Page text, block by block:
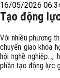
16/05/2026
Tạo động
Với nhiều phương
chuyển giao khoa
hội nghề nghiệp…,
phần tạo động lực